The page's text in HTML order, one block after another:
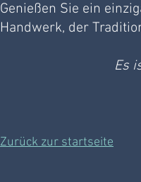
Genießen Sie ein
Handwerk, der
Es
Zurück zur startseite